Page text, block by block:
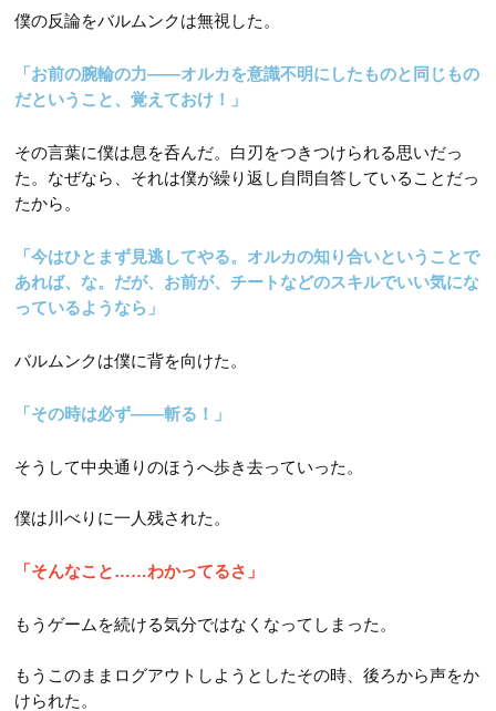
僕の反論をバルムンクは無視した。
「お前の腕輪の力――オルカを意識不明にしたものと同じもの
だということ、覚えておけ！」
その言葉に僕は息を呑んだ。白刃をつきつけられる思いだっ
た。なぜなら、それは僕が繰り返し自問自答していることだっ
たから。
「今はひとまず見逃してやる。オルカの知り合いということで
あれば、な。だが、お前が、チートなどのスキルでいい気にな
っているようなら」
バルムンクは僕に背を向けた。
「その時は必ず――斬る！」
そうして中央通りのほうへ歩き去っていった。
僕は川べりに一人残された。
「そんなこと……わかってるさ」
もうゲームを続ける気分ではなくなってしまった。
もうこのままログアウトしようとしたその時、後ろから声をか
けられた。